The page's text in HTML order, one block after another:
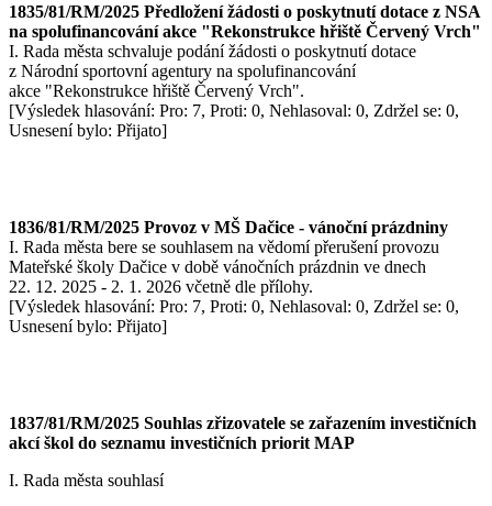
1835/81/RM/2025 Předložení žádosti o poskytnutí dotace z NSA
na spolufinancování akce "Rekonstrukce hřiště Červený Vrch"
I. Rada města schvaluje podání žádosti o poskytnutí dotace
z Národní sportovní agentury na spolufinancování
akce "Rekonstrukce hřiště Červený Vrch".
[Výsledek hlasování: Pro: 7, Proti: 0, Nehlasoval: 0, Zdržel se: 0,
Usnesení bylo: Přijato]
1836/81/RM/2025 Provoz v MŠ Dačice - vánoční prázdniny
I. Rada města bere se souhlasem na vědomí přerušení provozu
Mateřské školy Dačice v době vánočních prázdnin ve dnech
22. 12. 2025 - 2. 1. 2026 včetně dle přílohy.
[Výsledek hlasování: Pro: 7, Proti: 0, Nehlasoval: 0, Zdržel se: 0,
Usnesení bylo: Přijato]
1837/81/RM/2025 Souhlas zřizovatele se zařazením investičních
akcí škol do seznamu investičních priorit MAP
I. Rada města souhlasí